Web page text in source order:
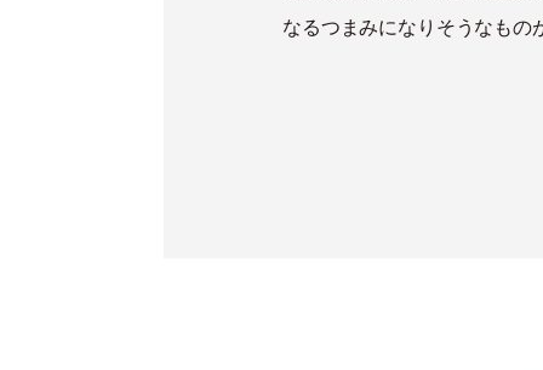
なるつまみになりそうなもの